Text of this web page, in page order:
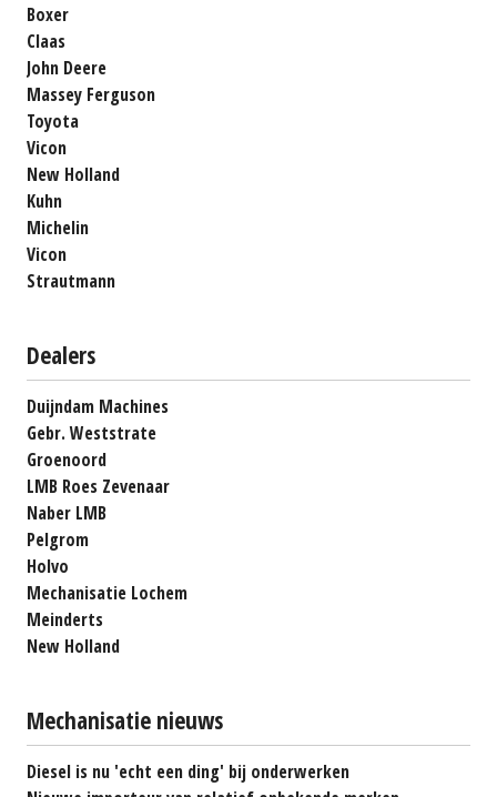
Boxer
Claas
John Deere
Massey Ferguson
Toyota
Vicon
New Holland
Kuhn
Michelin
Vicon
Strautmann
Dealers
Duijndam Machines
Gebr. Weststrate
Groenoord
LMB Roes Zevenaar
Naber LMB
Pelgrom
Holvo
Mechanisatie Lochem
Meinderts
New Holland
Mechanisatie nieuws
Diesel is nu 'echt een ding' bij onderwerken